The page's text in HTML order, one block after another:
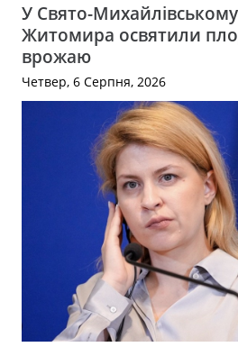
У Свято-
Житомира освятили
врожаю
Четвер, 6 Серпня, 2026